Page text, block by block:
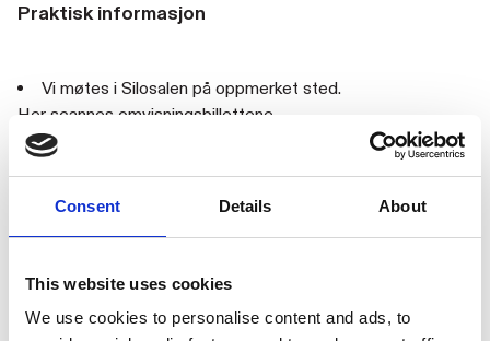
Consent Details About
This website uses cookies
We use cookies to personalise content and ads, to
Praktisk informasjon
Vi møtes i Silosalen på oppmerket sted.
Her scannes omvisningsbillettene.
Selve omvisningen varer i ca. 35. minutter.
sammen med omvisningsbillett.